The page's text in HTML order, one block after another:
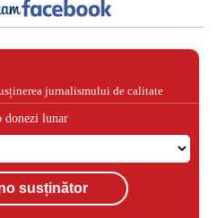
jurnalismului de calitate
donezi lunar
susținător